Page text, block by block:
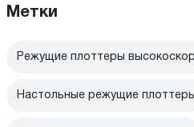
Метки
Режущие плоттеры
Настольные режущие